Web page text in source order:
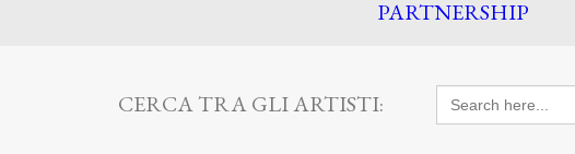
PARTNERSHIP
CERCA TRA GLI ARTISTI: Search
for: